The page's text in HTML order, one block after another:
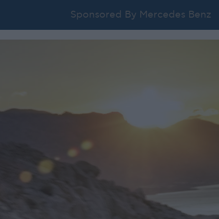
Sponsored By Mercedes Benz